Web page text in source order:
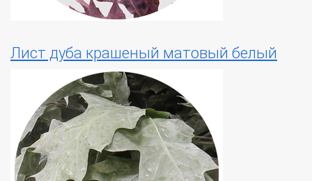
Лист дуба крашеный матовый белый